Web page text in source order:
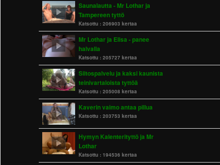
Saunalautta - Mr Lothar ja
Tampereen tyttö
Katsottu : 206903 kertaa
Mr Lothar ja Elisa - panee
halvalla
Katsottu : 205727 kertaa
Siitospalvelu ja kaksi kaunista
teinivartaloista tyttöä
Katsottu : 205008 kertaa
Kaverin vaimo antaa pillua
Katsottu : 203753 kertaa
Hymyn Kalenterityttö ja Mr
Lothar
Katsottu : 194536 kertaa